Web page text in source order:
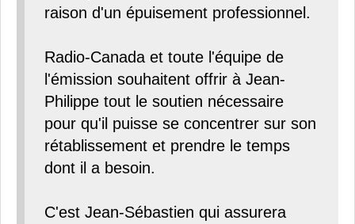
raison d'un épuisement professionnel.
Radio-Canada et toute l'équipe de
l'émission souhaitent offrir à Jean-
Philippe tout le soutien nécessaire
pour qu'il puisse se concentrer sur son
rétablissement et prendre le temps
dont il a besoin.
C'est Jean-Sébastien qui assurera